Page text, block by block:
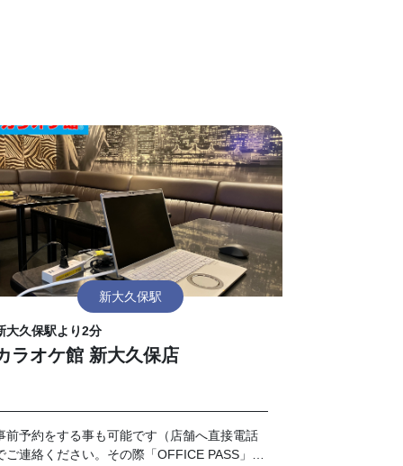
新大久保駅
大久保駅より2分
ラオケ館 新大久保店
前予約をする事も可能です（店舗へ直接電話
ご連絡ください。その際「OFFICE PASS」事